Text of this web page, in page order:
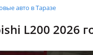
авто в Таразе
L200 2026